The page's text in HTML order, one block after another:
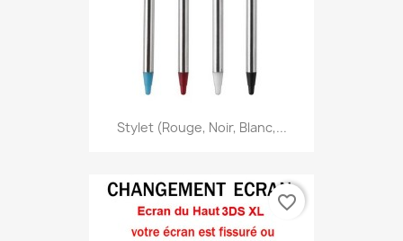
Stylet (Rouge, Noir, Blanc,...
favorite_border